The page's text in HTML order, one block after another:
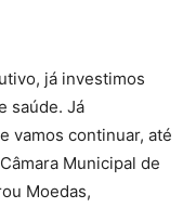
já investimos
saúde. Já
vamos continuar, até
Municipal de
Moedas,